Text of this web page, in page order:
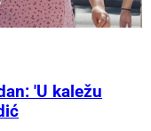
'U kaležu